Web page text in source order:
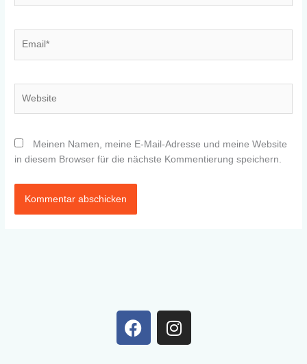
Meinen Namen, meine E-Mail-Adresse und meine Website
in diesem Browser für die nächste Kommentierung speichern.
F
a
I
n